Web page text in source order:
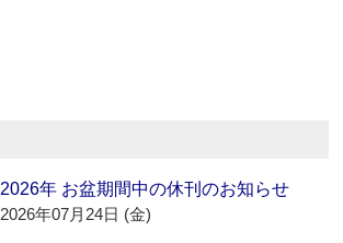
2026年 お盆期間中の休刊のお知らせ
2026年07月24日 (金)